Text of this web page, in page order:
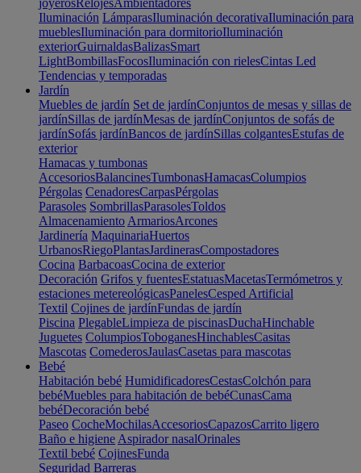
joyerosRelojesAmbientadores
Iluminación LámparasIluminación decorativaIluminación para
mueblesIluminación para dormitorioIluminación
exteriorGuirnaldasBalizasSmart
LightBombillasFocosIluminación con rielesCintas Led
Tendencias y temporadas
Jardín
Muebles de jardín Set de jardínConjuntos de mesas y sillas de
jardínSillas de jardínMesas de jardínConjuntos de sofás de
jardínSofás jardínBancos de jardínSillas colgantesEstufas de
exterior
Hamacas y tumbonas
AccesoriosBalancinesTumbonasHamacasColumpios
Pérgolas CenadoresCarpasPérgolas
Parasoles SombrillasParasolesToldos
Almacenamiento ArmariosArcones
Jardinería MaquinariaHuertos
UrbanosRiegoPlantasJardinerasCompostadores
Cocina BarbacoasCocina de exterior
Decoración Grifos y fuentesEstatuasMacetasTermómetros y
estaciones metereológicasPanelesCesped Artificial
Textil Cojines de jardínFundas de jardín
Piscina PlegableLimpieza de piscinasDuchaHinchable
Juguetes ColumpiosToboganesHinchablesCasitas
Mascotas ComederosJaulasCasetas para mascotas
Bebé
Habitación bebé HumidificadoresCestasColchón para
bebéMuebles para habitación de bebéCunasCama
bebéDecoración bebé
Paseo CocheMochilasAccesoriosCapazosCarrito ligero
Baño e higiene Aspirador nasalOrinales
Textil bebé CojinesFunda
Seguridad Barreras